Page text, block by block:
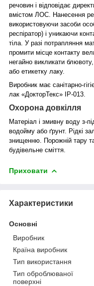
речовин і відповідає
вмістом ЛОС. Нанесення
використовуючи засоби
респіратор) і уникаючи
тіла. У разі потрапляння
промити місце контакту
негайно викликати
або етикетку лаку.
Виробник має санітарно-
лак «ДокторТекс» ІР-013.
Охорона довкілля
Матеріал і змивну воду з-
водойму або ґрунт. Рідкі
знищенню. Порожній тару
будівельне сміття.
Приховати
Характеристики
Основні
Виробник
Країна виробник
Тип використання
Тип оброблюваної
поверхні